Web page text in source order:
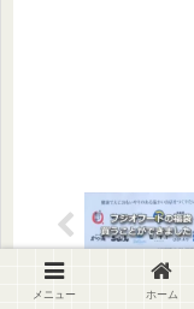
メニュー ホーム